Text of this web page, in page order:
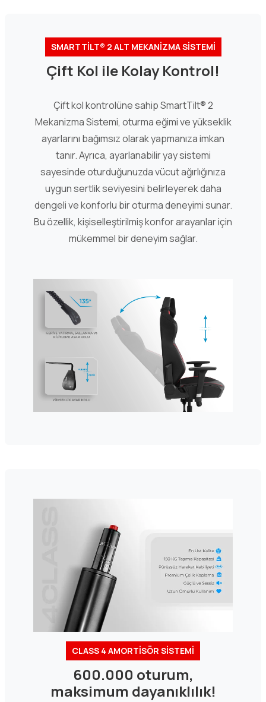
SMARTTİLT® 2 ALT MEKANİZMA SİSTEMİ
Çift Kol ile Kolay Kontrol!
Çift kol kontrolüne sahip SmartTilt® 2
Mekanizma Sistemi, oturma eğimi ve yükseklik
ayarlarını bağımsız olarak yapmanıza imkan
tanır. Ayrıca, ayarlanabilir yay sistemi
sayesinde oturduğunuzda vücut ağırlığınıza
uygun sertlik seviyesini belirleyerek daha
dengeli ve konforlu bir oturma deneyimi sunar.
Bu özellik, kişiselleştirilmiş konfor arayanlar için
mükemmel bir deneyim sağlar.
CLASS 4 AMORTİSÖR SİSTEMİ
600.000 oturum,
maksimum dayanıklılık!